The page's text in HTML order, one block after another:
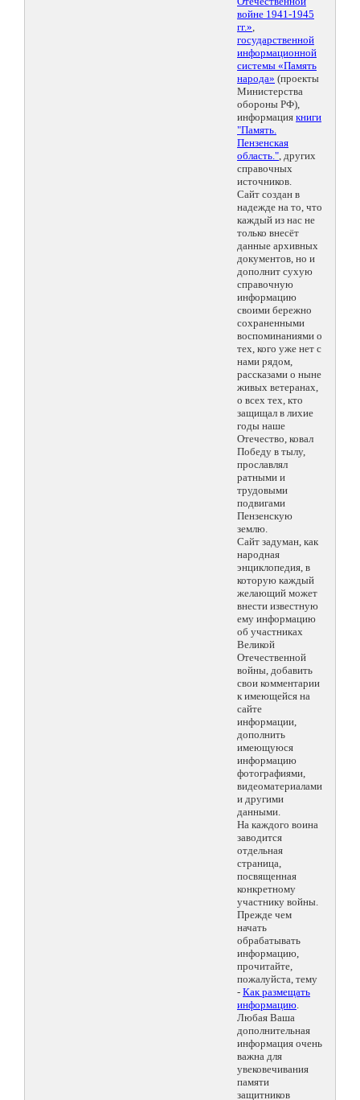
войне 1941-1945
гг.»,
государственной
информационной
системы «Память
народа» (проекты
Министерства
обороны РФ),
информация книги
"Память.
Пензенская
область.", других
справочных
источников.
Сайт создан в
надежде на то, что
каждый из нас не
только внесёт
данные архивных
документов, но и
дополнит сухую
справочную
информацию
своими бережно
сохраненными
воспоминаниями о
тех, кого уже нет с
нами рядом,
рассказами о ныне
живых ветеранах,
о всех тех, кто
защищал в лихие
годы наше
Отечество, ковал
Победу в тылу,
прославлял
ратными и
трудовыми
подвигами
Пензенскую
землю.
Сайт задуман, как
народная
энциклопедия, в
которую каждый
желающий может
внести известную
ему информацию
об участниках
Великой
Отечественной
войны, добавить
свои комментарии
к имеющейся на
сайте
информации,
дополнить
имеющуюся
информацию
фотографиями,
видеоматериалами
и другими
данными.
На каждого воина
заводится
отдельная
страница,
посвященная
конкретному
участнику войны.
Прежде чем
начать
обрабатывать
информацию,
прочитайте,
пожалуйста, тему
- Как размещать
информацию.
Любая Ваша
дополнительная
информация очень
важна для
увековечивания
памяти
защитников